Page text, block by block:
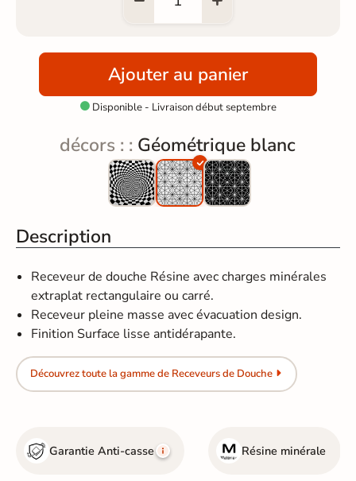
Ajouter au panier
Disponible - Livraison début septembre
décors : : Géométrique blanc
Description
Receveur de douche Résine avec charges minérales
extraplat rectangulaire ou carré.
Receveur pleine masse avec évacuation design.
Finition Surface lisse antidérapante.
Découvrez toute la gamme de Receveurs de Douche
Garantie Anti-casse Résine minérale